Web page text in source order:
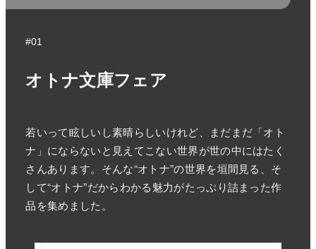
#01
オトナ文庫フェア
若いって眩しいし素晴らしいけれど、まだまだ「オト
ナ」にならないと見えてこない世界が世の中にはたく
さんあります。そんな“オトナ”の世界を垣間見る、そ
して“オトナ”だからわかる魅力がたっぷり詰まった作
品を集めました。